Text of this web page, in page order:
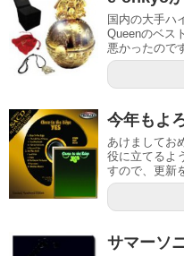
国内の大手ハ
Queenのベス
悪かったので
今年もよ
あけましてお
役に立てるよ
すので、更新
サマーソ